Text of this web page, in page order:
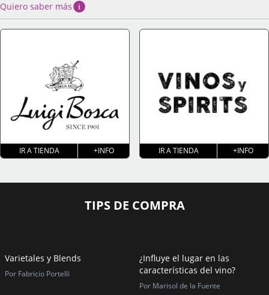
Quiero saber más
IR A TIENDA +INFO IR A TIENDA +INFO
TIPS DE COMPRA
Varietales y Blends
Por Fabricio Portelli
¿Influye el lugar en las
características del vino?
Por Marisol de la Fuente